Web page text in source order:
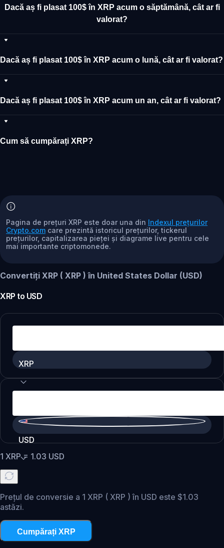
Dacă aș fi plasat 100$ în XRP acum o săptămână, cât ar fi
valorat?
Dacă aș fi plasat 100$ în XRP acum o lună, cât ar fi valorat?
Dacă aș fi plasat 100$ în XRP acum un an, cât ar fi valorat?
Cum să cumpărați XRP?
Pagina de prețuri XRP este doar una din Indexul prețurilor
Crypto.com care prezintă istoricul prețurilor, tickerul
prețurilor, capitalizarea pieței și diagrame live pentru cele
mai importante criptomonede.
Convertiți XRP ( XRP ) în United States Dollar (USD)
XRP to USD
XRP
USD
1 XRP= 1.03 USD
Prețul de conversie a 1 XRP ( XRP ) în USD este $1.03
astăzi.
Cumpărați XRP